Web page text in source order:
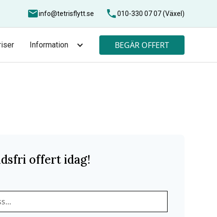
info@tetrisflytt.se 010-330 07 07 (Växel)
Information BEGÄR OFFERT
offert idag!